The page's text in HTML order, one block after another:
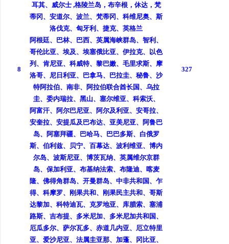
耳其、威尔士 ,格陵兰岛，布辛根，休达，梵
蒂冈、安道尔、波兰、梵蒂冈、科维尼奥、斯
洛伐克、匈牙利、捷克、英格兰
8
阿根廷、巴林、巴西、英属海峡群岛、智利、
哥伦比亚、埃及、埃塞俄比亚、伊拉克、以色
列、肯尼亚、科威特、黎巴嫩、毛里求斯、摩
洛哥、尼日利亚、巴拿马、巴拉圭、秘鲁、沙
特阿拉伯、南非、阿拉伯联合酋长国、乌拉
圭、委内瑞拉、黑山、塞尔维亚、科索沃、
327
阿富汗、阿尔巴尼亚、阿尔及利亚、安哥拉、
安奎拉、安提瓜及巴布达、亚美尼亚、阿鲁巴
岛、阿塞拜疆、巴哈马、巴巴多斯、白俄罗
斯、伯利兹、贝宁、百幕达、波利维亚、博内
尔岛、波斯尼亚、博茨瓦纳、英属维尔京群
岛、保加利亚、布基纳法索、布隆迪、喀麦
隆、佛得角群岛、开曼群岛、中非共和国、乍
得、科摩罗、刚果共和、刚果民主共和、哥斯
达黎加、科特迪瓦、克罗地亚、库腊索、塞浦
路斯、吉布提、多米尼加、多米尼加共和国、
厄瓜多尔、萨尔瓦多、赤道几内亚、厄立特里
亚、爱沙尼亚、法属圭亚那、加蓬、冈比亚、